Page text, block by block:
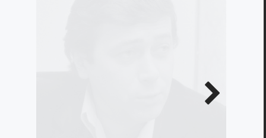
Następne
zdjęcie